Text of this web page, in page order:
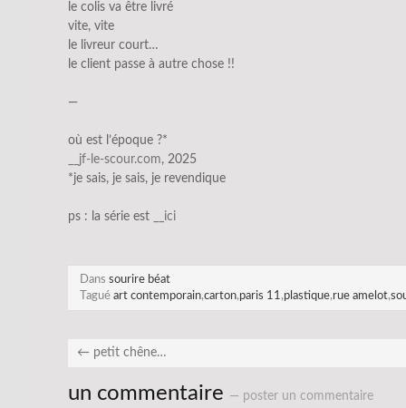
le colis va être livré
vite, vite
le livreur court…
le client passe à autre chose !!
—
où est l’époque ?*
__jf-le-scour.com, 2025
*je sais, je sais, je revendique
ps : la série est __ici
Dans sourire béat
Tagué art contemporain,carton,paris 11 ,plastique,rue amelot,
← petit chêne…
un commentaire — poster un commentaire